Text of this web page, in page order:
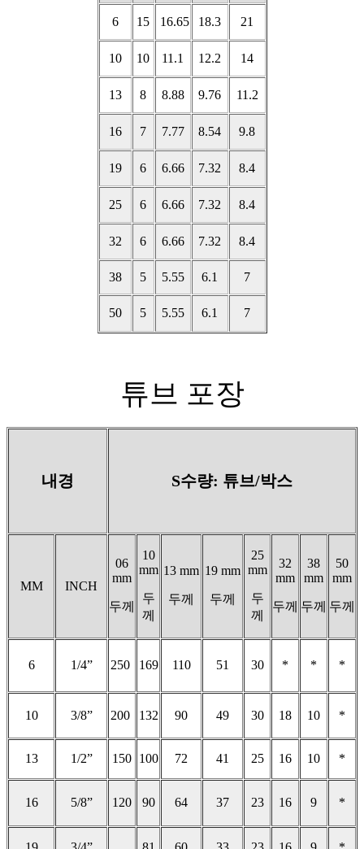
6 15 16.65 18.3 21
10 10 11.1 12.2 14
13 8 8.88 9.76 11.2
16 7 7.77 8.54 9.8
19 6 6.66 7.32 8.4
25 6 6.66 7.32 8.4
32 6 6.66 7.32 8.4
38 5 5.55 6.1 7
50 5 5.55 6.1 7
튜브 포장
내경 S수량: 튜브/박스
MM INCH
06
mm
두께
10
mm
두
께
13 mm
두께
19 mm
두께
25
mm
두
께
32
mm
두께
38
mm
두께
50
mm
두께
6 1/4” 250 169 110 51 30 * * *
10 3/8” 200 132 90 49 30 18 10 *
13 1/2” 150 100 72 41 25 16 10 *
16 5/8” 120 90 64 37 23 16 9 *